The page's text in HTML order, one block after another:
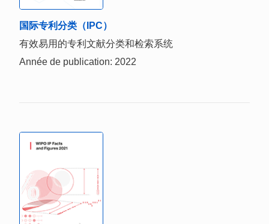
国际专利分类（IPC）
有效易用的专利文献分类和检索系统
Année de publication: 2022